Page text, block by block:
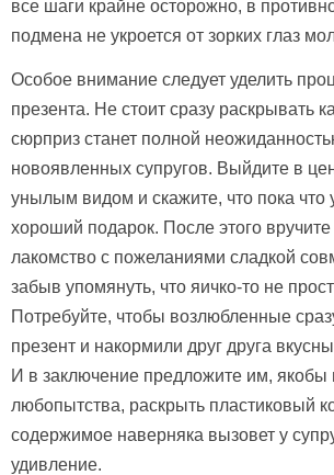
все шаги крайне осторожно, в
подмена не укроется от зорких глаз
Особое внимание следует уделить
презента. Не стоит сразу раскрывать
сюрприз станет полной
новоявленных супругов. Выйдите в
унылым видом и скажите, что пока что
хороший подарок. После этого
лакомство с пожеланиями сладкой
забыв упомянуть, что яичко-то не
Потребуйте, чтобы возлюбленные
презент и накормили друг друга
И в заключение предложите им, якобы
любопытства, раскрыть пластиковый
содержимое наверняка вызовет у
удивление.